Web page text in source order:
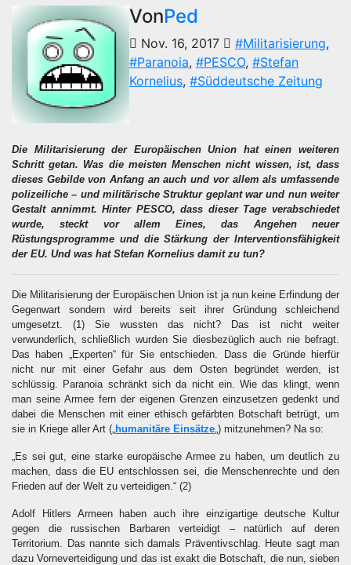
VonPed
Nov. 16, 2017 #Militarisierung,
#Paranoia, #PESCO, #Stefan
Kornelius, #Süddeutsche Zeitung
Die Militarisierung der Europäischen Union hat einen weiteren
Schritt getan. Was die meisten Menschen nicht wissen, ist, dass
dieses Gebilde von Anfang an auch und vor allem als umfassende
polizeiliche – und militärische Struktur geplant war und nun weiter
Gestalt annimmt. Hinter PESCO, dass dieser Tage verabschiedet
wurde, steckt vor allem Eines, das Angehen neuer
Rüstungsprogramme und die Stärkung der Interventionsfähigkeit
der EU. Und was hat Stefan Kornelius damit zu tun?
Die Militarisierung der Europäischen Union ist ja nun keine Erfindung der
Gegenwart sondern wird bereits seit ihrer Gründung schleichend
umgesetzt. (1)Sie wussten das nicht? Das ist nicht weiter
verwunderlich, schließlich wurden Sie diesbezüglich auch nie befragt.
Das haben „Experten“ für Sie entschieden. Dass die Gründe hierfür
nicht nur mit einer Gefahr aus dem Osten begründet werden, ist
schlüssig. Paranoia schränkt sich da nicht ein. Wie das klingt, wenn
man seine Armee fern der eigenen Grenzen einzusetzen gedenkt und
dabei die Menschen mit einer ethisch gefärbten Botschaft betrügt, um
sie in Kriege aller Art („humanitäre Einsätze„) mitzunehmen? Na so:
„Es sei gut, eine starke europäische Armee zu haben, um deutlich zu
machen, dass die EU entschlossen sei, die Menschenrechte und den
Frieden auf der Welt zu verteidigen.“ (2)
Adolf Hitlers Armeen haben auch ihre einzigartige deutsche Kultur
gegen die russischen Barbaren verteidigt – natürlich auf deren
Territorium. Das nannte sich damals Präventivschlag. Heute sagt man
dazu Vorneverteidigung und das ist exakt die Botschaft, die nun, sieben